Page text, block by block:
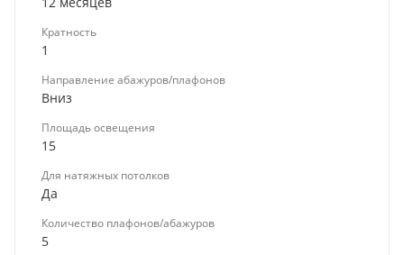
Кратность
1
Направление абажуров/плафонов
Вниз
Площадь освещения
15
Для натяжных потолков
Да
Количество плафонов/абажуров
5